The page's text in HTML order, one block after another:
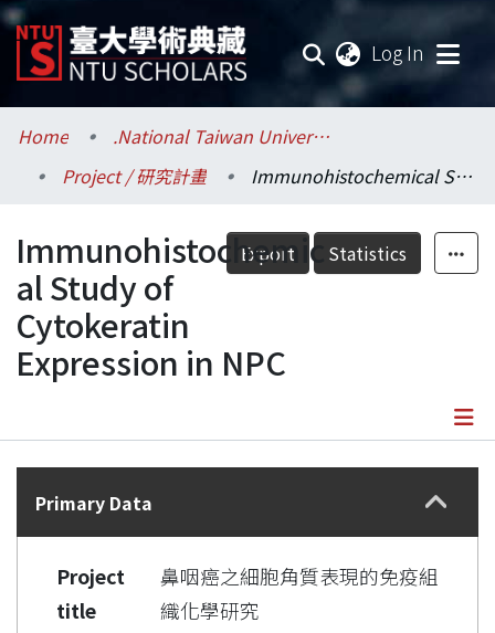
Log In
Communities & Collections
Research Outputs
Fundings & Projects
Researchers
Organizations
Home
.National Taiwan University / 國立臺灣大學
Project / 研究計畫
Immunohistochemical Study of Cytokeratin Expression in NPC
Export Statistics
Immunohistochemic
al Study of
Cytokeratin
Expression in NPC
Details
Primary Data
Project
title
鼻咽癌之細胞角質表現的免疫組
織化學研究